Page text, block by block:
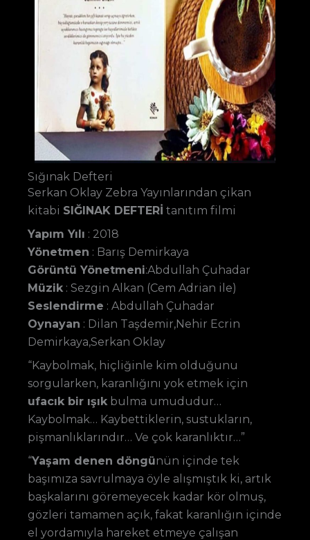
Sığınak Defteri
Serkan Oklay Zebra Yayınlarından çikan
kitabi SIĞINAK DEFTERİ tanıtım filmi
Yapım Yılı : 2018
Yönetmen : Barış Demirkaya
Görüntü Yönetmeni:Abdullah Çuhadar
Müzik : Sezgin Alkan (Cem Adrian ile)
Seslendirme : Abdullah Çuhadar
Oynayan : Dilan Taşdemir,Nehir Ecrin
Demirkaya,Serkan Oklay
“Kaybolmak, hiçliğinle kim olduğunu
sorgularken, karanlığını yok etmek için
ufacık bir ışık bulma umududur…
Kaybolmak… Kaybettiklerin, sustukların,
pişmanlıklarındır… Ve çok karanlıktır…”
“Yaşam denen döngünün içinde tek
başımıza savrulmaya öyle alışmıştık ki, artık
başkalarını göremeyecek kadar kör olmuş,
gözleri tamamen açık, fakat karanlığın içinde
el yordamıyla hareket etmeye çalışan